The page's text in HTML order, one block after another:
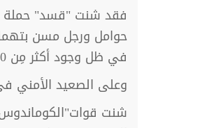
حوامل ورجل مسن بتهمة
في ظل وجود أكثر مِن 20 اسماً مطلوباً في المخيم لم يُعتقلوا بعد.
وعلى الصعيد الأمني
شنت